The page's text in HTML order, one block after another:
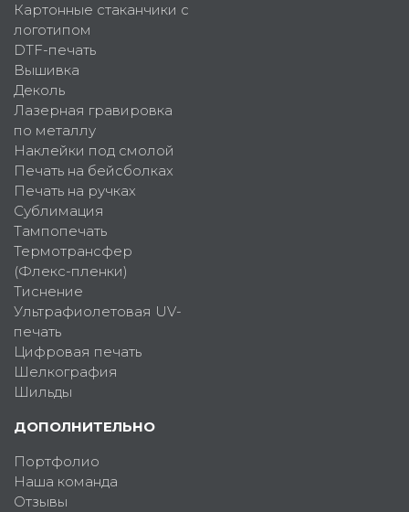
Картонные стаканчики с
логотипом
DTF-печать
Вышивка
Деколь
Лазерная гравировка
по металлу
Наклейки под смолой
Печать на бейсболках
Печать на ручках
Сублимация
Тампопечать
Термотрансфер
(Флекс-пленки)
Тиснение
Ультрафиолетовая UV-
печать
Цифровая печать
Шелкография
Шильды
ДОПОЛНИТЕЛЬНО
Портфолио
Наша команда
Отзывы